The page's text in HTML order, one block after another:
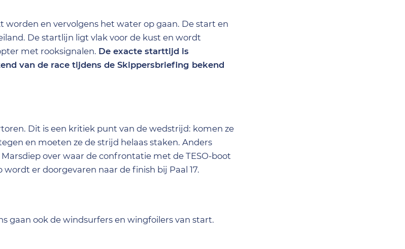
en vervolgens het water op gaan. De start en
De startlijn ligt vlak voor de kust en wordt
met rooksignalen. De exacte starttijd is
van de race tijdens de Skippersbriefing bekend
Dit is een kritiek punt van de wedstrijd: komen ze
en moeten ze de strijd helaas staken. Anders
over waar de confrontatie met de TESO-boot
er doorgevaren naar de finish bij Paal 17.
gaan ook de windsurfers en wingfoilers van start.